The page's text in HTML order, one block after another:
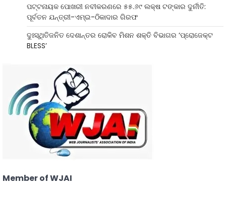
ପଟ୍ଟନାୟକ ପୋଖରୀ ନବୀକରଣରେ ୫୫.୬୯ ଲକ୍ଷ ଟଙ୍କାର ଦୁର୍ନୀତି:
ପୂର୍ବତନ ଯନ୍ତ୍ରୀ-ଏମ୍‌ଇ-ଠିକାଦାର ଗିରଫ
ଦୁଃସ୍ଥିତିଜନିତ ଦେଶାନ୍ତର ରୋକିବ ମିଶନ ଶକ୍ତି ବିଭାଗର ‘ପ୍ରୋଜେକ୍ଟ
BLESS’
Member of WJAI